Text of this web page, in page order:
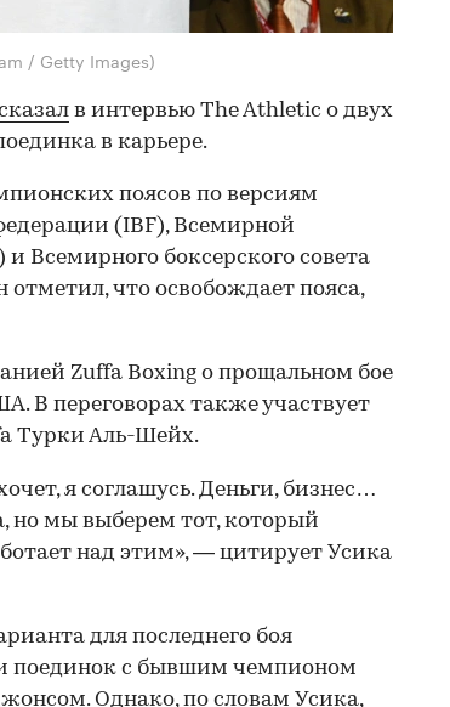
/ Getty Images)
в интервью The Athletic о двух
в карьере.
поясов по версиям
(IBF), Всемирной
Всемирного боксерского совета
отметил, что освобождает пояса,
Zuffa Boxing о прощальном бое
В переговорах также участвует
Турки Аль-Шейх.
я соглашусь. Деньги, бизнес…
но мы выберем тот, который
над этим», — цитирует Усика
для последнего боя
поединок с бывшим чемпионом
Однако, по словам Усика,